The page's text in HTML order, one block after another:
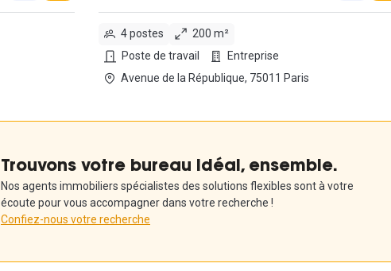
4 postes
200 m²
Poste de travail
Entreprise
Avenue de la République, 75011 Paris
Trouvons votre bureau idéal, ensemble.
Nos agents immobiliers spécialistes des solutions flexibles sont à votre
écoute pour vous accompagner dans votre recherche !
Confiez-nous votre recherche